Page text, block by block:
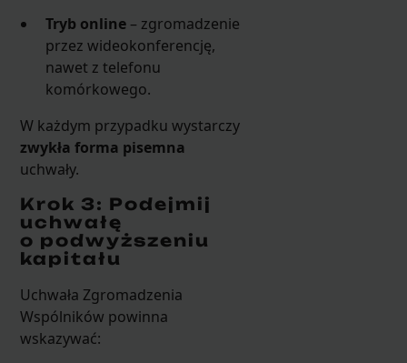
Tryb online – zgromadzenie
przez wideokonferencję,
nawet z telefonu
komórkowego.
W każdym przypadku wystarczy
zwykła forma pisemna
uchwały.
Krok 3: Podejmij
uchwałę
o podwyższeniu
kapitału
Uchwała Zgromadzenia
Wspólników powinna
wskazywać: